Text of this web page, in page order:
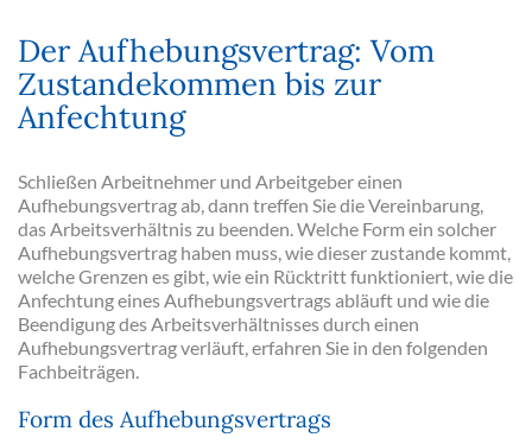
Der Aufhebungsvertrag: Vom
Zustandekommen bis zur
Anfechtung
Schließen Arbeitnehmer und Arbeitgeber einen
Aufhebungsvertrag ab, dann treffen Sie die Vereinbarung,
das Arbeitsverhältnis zu beenden. Welche Form ein solcher
Aufhebungsvertrag haben muss, wie dieser zustande kommt,
welche Grenzen es gibt, wie ein Rücktritt funktioniert, wie die
Anfechtung eines Aufhebungsvertrags abläuft und wie die
Beendigung des Arbeitsverhältnisses durch einen
Aufhebungsvertrag verläuft, erfahren Sie in den folgenden
Fachbeiträgen.
Form des Aufhebungsvertrags